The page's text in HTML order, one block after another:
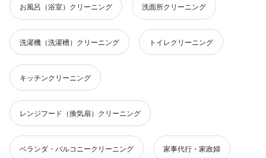
お風呂（浴室）クリーニング 洗面所クリーニング
洗濯機（洗濯槽）クリーニング トイレクリーニング
キッチンクリーニング
レンジフード（換気扇）クリーニング
ベランダ・バルコニークリーニング 家事代行・家政婦